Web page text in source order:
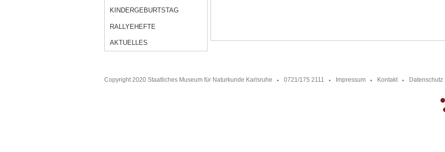
KINDERGEBURTSTAG
RALLYEHEFTE
AKTUELLES
Copyright 2020 Staatliches Museum für Naturkunde Karlsruhe 0721/175 2111 Impressum Kontakt Datenschutz